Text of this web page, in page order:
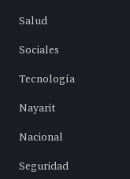
Salud
Sociales
Tecnología
Nayarit
Nacional
Seguridad